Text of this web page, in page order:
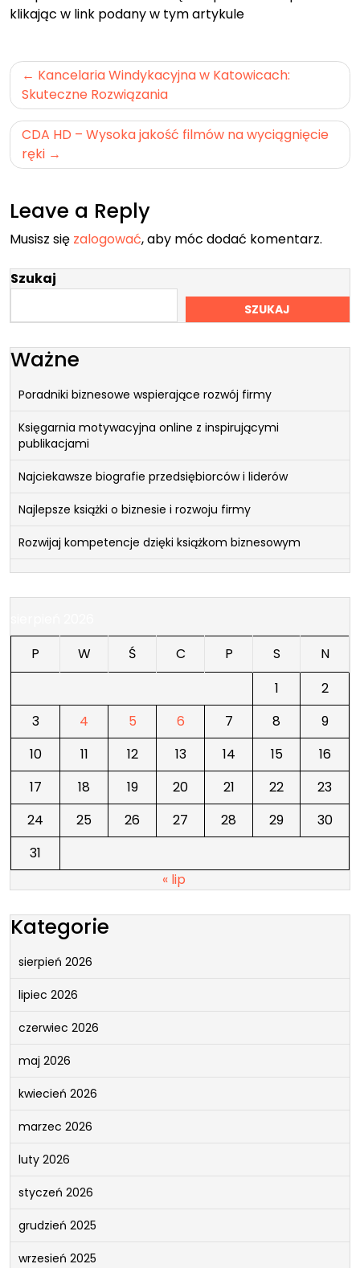
klikając w link podany w tym artykule
Nawigacja
wpisu
Kancelaria Windykacyjna w Katowicach:
Skuteczne Rozwiązania
CDA HD – Wysoka jakość filmów na wyciągnięcie
ręki
Leave a Reply
Musisz się zalogować, aby móc dodać komentarz.
Szukaj
SZUKAJ
Ważne
Poradniki biznesowe wspierające rozwój firmy
Księgarnia motywacyjna online z inspirującymi
publikacjami
Najciekawsze biografie przedsiębiorców i liderów
Najlepsze książki o biznesie i rozwoju firmy
Rozwijaj kompetencje dzięki książkom biznesowym
P
W Ś C P S
N
1
2
3
4 5 6 7 8
9
10
11 12 13 14 15
16
17
18 19 20 21 22
23
24
25 26 27 28 29
30
31
« lip
Kategorie
sierpień 2026
lipiec 2026
czerwiec 2026
maj 2026
kwiecień 2026
marzec 2026
luty 2026
styczeń 2026
grudzień 2025
wrzesień 2025